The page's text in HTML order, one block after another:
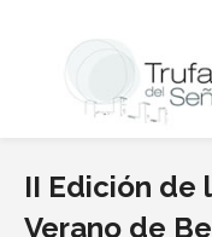
II Edición de
Verano de